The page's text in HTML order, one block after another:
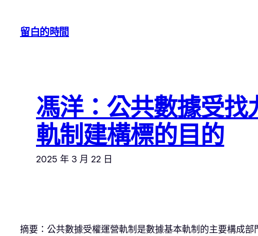
留白的時間
馮洋：公共數據受
軌制建構標的目的
2025 年 3 月 22 日
摘要：公共數據受權運營軌制是數據基本軌制的主要構成